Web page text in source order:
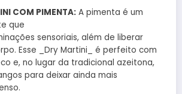
COM PIMENTA: A pimenta é um
que
sensoriais, além de liberar
Esse _Dry Martini_ é perfeito com
e, no lugar da tradicional azeitona,
para deixar ainda mais